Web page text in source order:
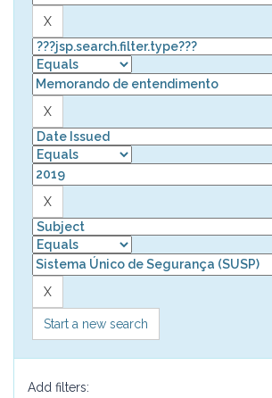
Start a new search
Add filters: